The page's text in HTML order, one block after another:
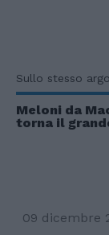
Sullo stesso
Meloni da
torna il
09 dicembre